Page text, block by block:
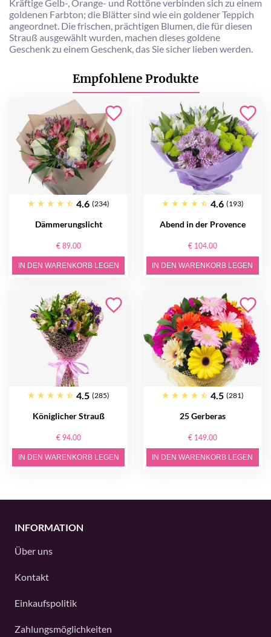
Kräftige Gelb-, Orange- und Rottöne verbinden sich zu einem
goldenen Farbton; die Blätter sind wie ein goldener Teppich
angeordnet. Die frischen, prächtigen Blumen, die für diesen
Strauß ausgewählt wurden, machen dieses goldene
Geschenk zu einem Geschenk, das Sie sicher lieben werden.
Empfohlene Produkte
4.6 (234)
Dämmerungslicht
€ 89.00
IN DEN WARENKORB LEGEN
4.6 (193)
Abend in der Provence
€ 104.00
IN DEN WARENKORB LEGEN
4.5 (285)
Königlicher Strauß
€ 94.00
IN DEN WARENKORB LEGEN
4.5 (281)
25 Gerberas
€ 149.00
IN DEN WARENKORB LEGEN
INFORMATION
Über uns
Kontakt
Einkaufspolitik
Zahlungsmöglichkeiten